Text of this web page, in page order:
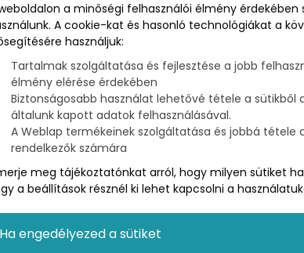
ÉTTERMI VERSENYELEMZÉST 7 EGYSZERŰ
versenyképes, és ahhoz, hogy
előnyeit és hátrányait. A versenyelemzés
pozíció meghatározásában. Ezen a módon
találhatunk a vállalkozásunk fejlesztésére és
a minőségi felhasználói élmény érdekében
A cookie-kat és hasonló technológiákat a
használjuk:
Tartalmak szolgáltatása és fejlesztése a jobb
élmény elérése érdekében
Biztonságosabb használat lehetővé tétele a sütikből
általunk kapott adatok felhasználásával.
A Weblap termékeinek szolgáltatása és jobbá tétele
rendelkezők számára
meg tájékoztatónkat arról, hogy milyen sütiket
a beállítások résznél ki lehet kapcsolni a
Ha engedélyezed a sütiket